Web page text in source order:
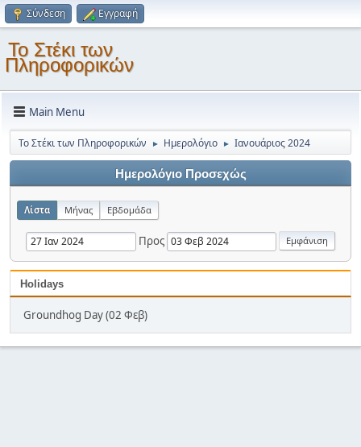
Σύνδεση Εγγραφή
Το Στέκι των
Πληροφορικών
Main Menu
Το Στέκι των Πληροφορικών ► Ημερολόγιο ► Ιανουάριος 2024
Ημερολόγιο Προσεχώς
Λίστα Μήνας Εβδομάδα
Προς
Holidays
Groundhog Day (02 Φεβ)